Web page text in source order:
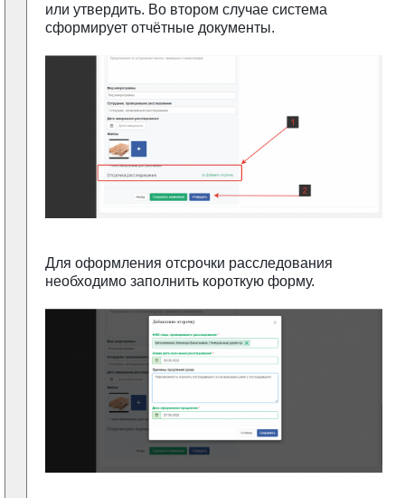
или утвердить. Во втором случае система
сформирует отчётные документы.
Для оформления отсрочки расследования
необходимо заполнить короткую форму.